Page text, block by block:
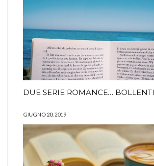
DUE SERIE ROMANCE… BOLLENTI
GIUGNO 20, 2019